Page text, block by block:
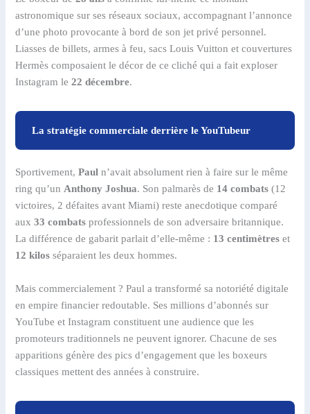
astronomique sur ses réseaux sociaux, accompagnant l’annonce
d’une photo provocante à bord de son jet privé personnel.
Liasses de billets, armes à feu, sacs Louis Vuitton et couvertures
Hermès composaient le décor de ce cliché qui a fait exploser
Instagram le22 décembre.
La stratégie commerciale derrière le YouTubeur
Sportivement,Paul n’avait absolument rien à faire sur le même
ring qu’unAnthony Joshua. Son palmarès de 14 combats (12
victoires, 2 défaites avant Miami) reste anecdotique comparé
aux33 combats professionnels de son adversaire britannique.
La différence de gabarit parlait d’elle-même : 13 centimètres et
12 kilos séparaient les deux hommes.
Mais commercialement ? Paul a transformé sa notoriété digitale
en empire financier redoutable. Ses millions d’abonnés sur
YouTube et Instagram constituent une audience que les
promoteurs traditionnels ne peuvent ignorer. Chacune de ses
apparitions génère des pics d’engagement que les boxeurs
classiques mettent des années à construire.